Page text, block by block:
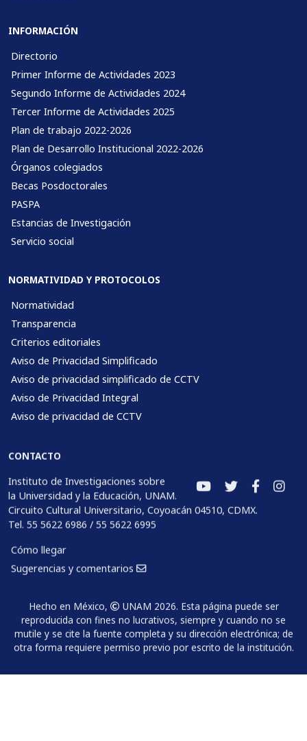
INFORMACIÓN
Directorio
Primer Informe de Actividades 2023
Segundo Informe de Actividades 2024
Tercer Informe de Actividades 2025
Plan de trabajo 2022-2026
Plan de Desarrollo Institucional 2022-2026
Órganos colegiados
Becas Posdoctorales
PASPA
Estancias de Investigación
Servicio social
NORMATIVIDAD Y PROTOCOLOS
Normatividad
Transparencia
Criterios editoriales
Aviso de Privacidad Simplificado
Aviso de privacidad simplificado de CCTV
Aviso de Privacidad Integral
Aviso de privacidad de CCTV
CONTACTO
Instituto de Investigaciones sobre
la Universidad y la Educación, UNAM.
Circuito Cultural Universitario, Coyoacán 04510, CDMX.
Tel. 55 5622 6986 / 55 5622 6995
Cómo llegar
Sugerencias y comentarios
Hecho en México,
UNAM 2026. Esta página puede ser
reproducida con fines no lucrativos, siempre y cuando no se
mutile y se cite la fuente completa y su dirección electrónica; de
otra forma requiere permiso previo por escrito de la institución.